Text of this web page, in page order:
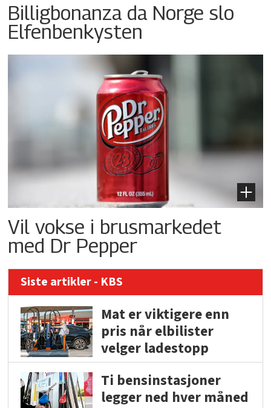
Billigbonanza da Norge slo
Elfenbenkysten
Vil vokse i brusmarkedet
med Dr Pepper
Siste artikler - KBS
Mat er viktigere enn
pris når elbilister
velger ladestopp
Ti bensinstasjoner
legger ned hver måned